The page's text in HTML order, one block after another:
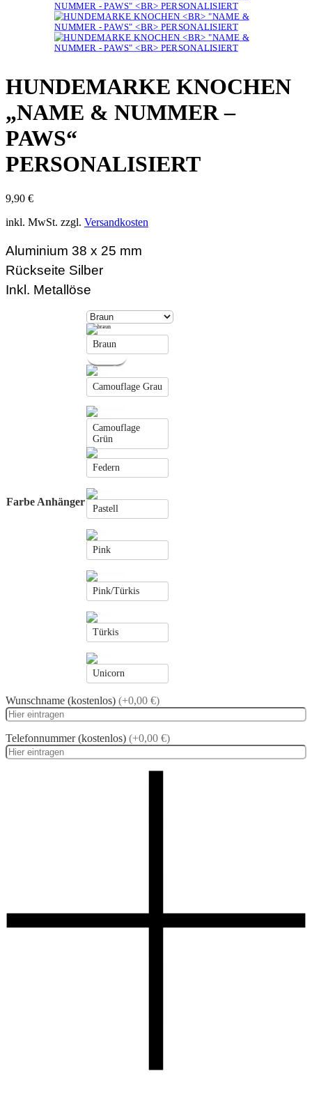
HUNDEMARKE KNOCHEN
„NAME & NUMMER –
PAWS“
PERSONALISIERT
9,90 €
inkl. MwSt. zzgl. Versandkosten
Aluminium 38 x 25 mm
Rückseite Silber
Inkl. Metallöse
Farbe Anhänger
Braun
Camouflage Grau
Camouflage
Grün
Federn
Pastell
Pink
Pink/Türkis
Türkis
Unicorn
Wunschname (kostenlos) (+0,00 €)
Telefonnummer (kostenlos) (+0,00 €)